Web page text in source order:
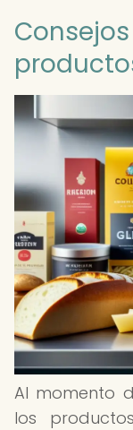
Al momento
los